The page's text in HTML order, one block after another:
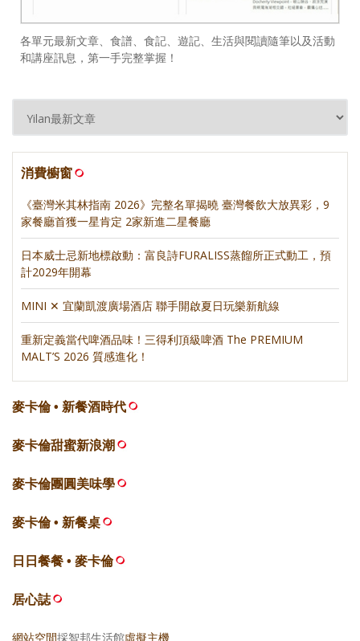
各單元最新文章、食譜、食記、遊記、生活與閱讀隨筆以及活動
和講座訊息，第一手完整掌握！
消費櫥窗
《臺灣米其林指南 2026》完整名單揭曉 臺灣餐飲大放異彩，9
家餐廳首獲一星肯定 2家新進二星餐廳
日本威士忌新地標啟動：富良詩FURALISS蒸餾所正式動工，預
計2029年開幕
MINI ✕ 宜蘭凱渡廣場酒店 聯手開啟夏日玩樂新航線
重新定義當代啤酒品味！三得利頂級啤酒 The PREMIUM
MALT’S 2026 質感進化！
麥卡倫 • 新餐酒時代
麥卡倫甜蜜新浪潮
麥卡倫團圓美味學
麥卡倫 • 新餐桌
日日餐餐 • 麥卡倫
居心誌
網站空間採智邦生活館虛擬主機